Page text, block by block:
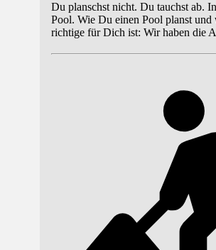
Du planschst nicht. Du tauchst ab.
Pool. Wie Du einen Pool planst und
richtige für Dich ist: Wir haben die